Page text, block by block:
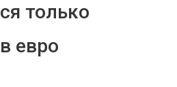
ся только
в евро